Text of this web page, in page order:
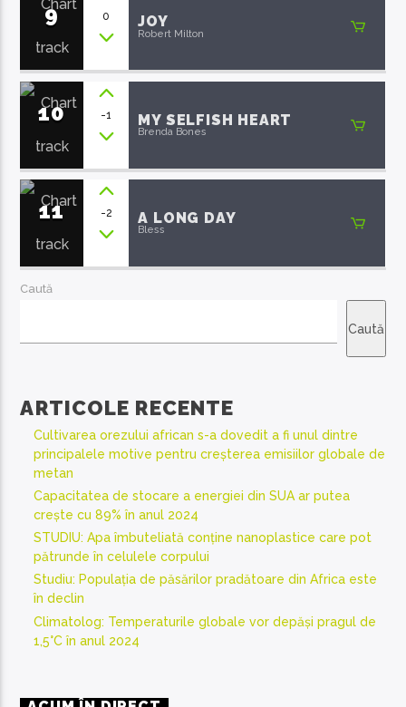
9 0 JOY
Robert Milton
10 -1 MY SELFISH HEART
Brenda Bones
11 -2 A LONG DAY
Bless
Caută
Caută
ARTICOLE RECENTE
Cultivarea orezului african s-a dovedit a fi unul dintre
principalele motive pentru creșterea emisiilor globale de
metan
Capacitatea de stocare a energiei din SUA ar putea
crește cu 89% în anul 2024
STUDIU: Apa îmbuteliată conține nanoplastice care pot
pătrunde în celulele corpului
Studiu: Populația de păsărilor pradătoare din Africa este
în declin
Climatolog: Temperaturile globale vor depăși pragul de
1,5°C în anul 2024